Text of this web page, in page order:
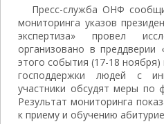
Пресс-служба ОНФ
мониторинга указов
экспертиза» провел
организовано в
этого события (17-18
господдержки людей с
участники обсудят меры по
Результат мониторинга
к приему и обучению